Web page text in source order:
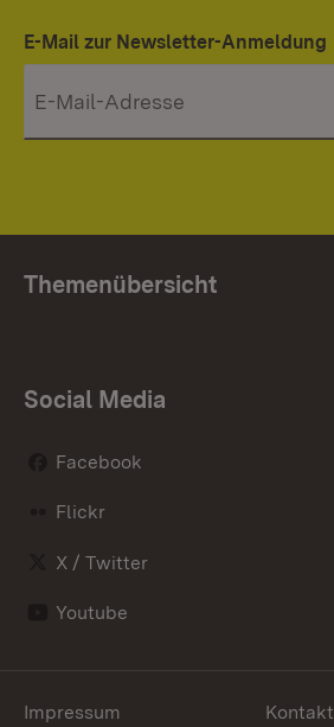
E-Mail zur Newsletter-Anmeldung
Themenübersicht
Social Media
Facebook
Flickr
X / Twitter
Youtube
Impressum Kontakt